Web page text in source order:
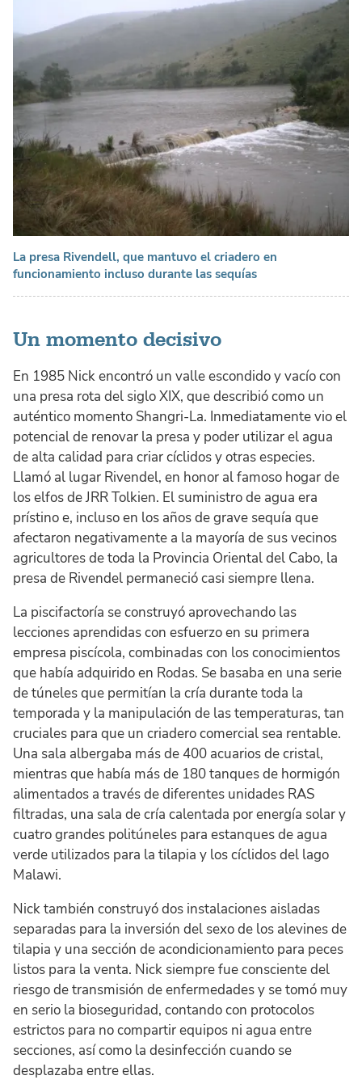
La presa Rivendell, que mantuvo el criadero en
funcionamiento incluso durante las sequías
Un momento decisivo
En 1985 Nick encontró un valle escondido y vacío con
una presa rota del siglo XIX, que describió como un
auténtico momento Shangri-La. Inmediatamente vio el
potencial de renovar la presa y poder utilizar el agua
de alta calidad para criar cíclidos y otras especies.
Llamó al lugar Rivendel, en honor al famoso hogar de
los elfos de JRR Tolkien. El suministro de agua era
prístino e, incluso en los años de grave sequía que
afectaron negativamente a la mayoría de sus vecinos
agricultores de toda la Provincia Oriental del Cabo, la
presa de Rivendel permaneció casi siempre llena.
La piscifactoría se construyó aprovechando las
lecciones aprendidas con esfuerzo en su primera
empresa piscícola, combinadas con los conocimientos
que había adquirido en Rodas. Se basaba en una serie
de túneles que permitían la cría durante toda la
temporada y la manipulación de las temperaturas, tan
cruciales para que un criadero comercial sea rentable.
Una sala albergaba más de 400 acuarios de cristal,
mientras que había más de 180 tanques de hormigón
alimentados a través de diferentes unidades RAS
filtradas, una sala de cría calentada por energía solar y
cuatro grandes politúneles para estanques de agua
verde utilizados para la tilapia y los cíclidos del lago
Malawi.
Nick también construyó dos instalaciones aisladas
separadas para la inversión del sexo de los alevines de
tilapia y una sección de acondicionamiento para peces
listos para la venta. Nick siempre fue consciente del
riesgo de transmisión de enfermedades y se tomó muy
en serio la bioseguridad, contando con protocolos
estrictos para no compartir equipos ni agua entre
secciones, así como la desinfección cuando se
desplazaba entre ellas.